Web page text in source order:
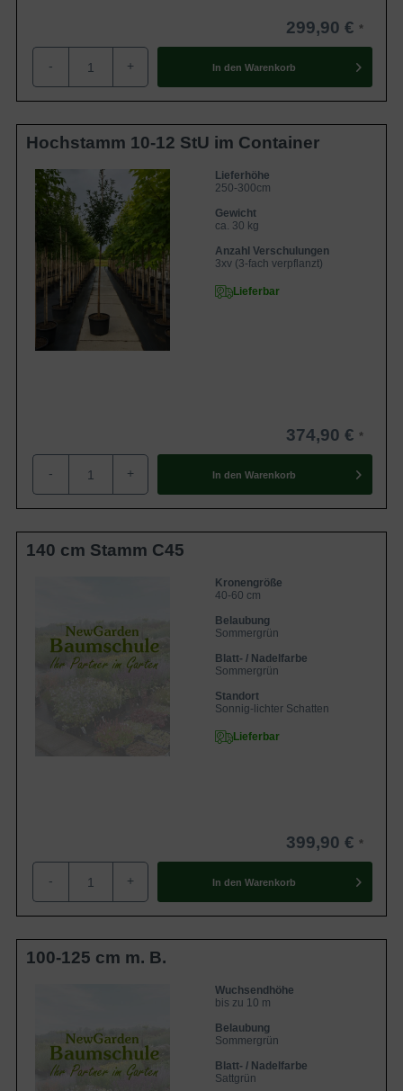
299,90 €
- + In den Warenkorb
Hochstamm 10-12 StU im Container
Lieferhöhe
250-300cm
Gewicht
ca. 30 kg
Anzahl Verschulungen
3xv (3-fach verpflanzt)
Lieferbar
374,90 €
- + In den Warenkorb
140 cm Stamm C45
Kronengröße
40-60 cm
Belaubung
Sommergrün
Blatt- / Nadelfarbe
Sommergrün
Standort
Sonnig-lichter Schatten
Lieferbar
399,90 €
- + In den Warenkorb
100-125 cm m. B.
Wuchsendhöhe
bis zu 10 m
Belaubung
Sommergrün
Blatt- / Nadelfarbe
Sattgrün